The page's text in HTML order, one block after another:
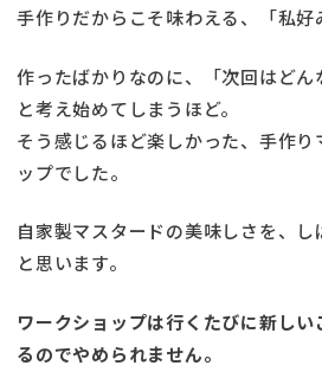
手作りだからこそ味わえる、「私好
作ったばかりなのに、「次回はどん
と考え始めてしまうほど。
そう感じるほど楽しかった、手作り
ップでした。
自家製マスタードの美味しさを、
と思います。
ワークショップは行くたびに新し
るのでやめられません。